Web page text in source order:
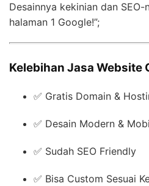
Desainnya kekinian dan
halaman 1 Google!”;
Kelebihan Jasa Website
✅ Gratis Domain &
✅ Desain Modern &
✅ Sudah SEO Friendly
✅ Bisa Custom Sesuai